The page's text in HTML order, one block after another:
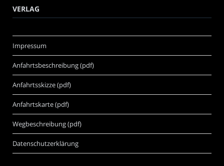
VERLAG
Impressum
Anfahrtsbeschreibung (pdf)
Anfahrtsskizze (pdf)
Anfahrtskarte (pdf)
Wegbeschreibung (pdf)
Datenschutzerklärung